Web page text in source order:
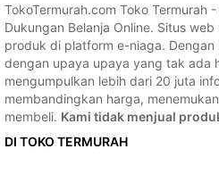
TokoTermurah.com Toko Termurah
Dukungan Belanja Online. Situs
produk di platform e-niaga.
dengan upaya upaya yang tak ada
mengumpulkan lebih dari 20 juta
membandingkan harga,
membeli. Kami tidak menjual
DI TOKO TERMURAH